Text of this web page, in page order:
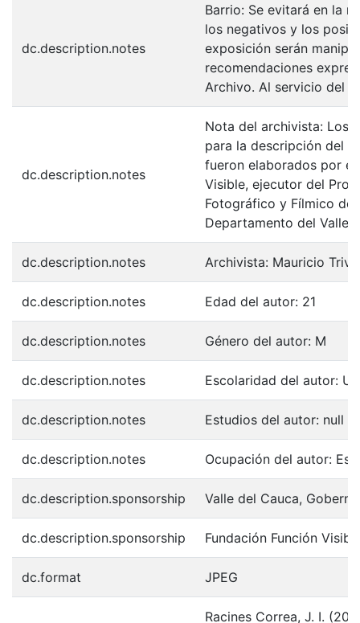
dc.description.notes
Barrio: Se evitará en la
los negativos y los
exposición serán
recomendaciones
Archivo. Al servicio del
dc.description.notes
Nota del archivista: Los
para la descripción del
fueron elaborados por el
Visible, ejecutor del
Fotográfico y Fílmico de
Departamento del Valle
dc.description.notes Archivista: Mauricio
dc.description.notes Edad del autor: 21
dc.description.notes Género del autor: M
dc.description.notes Escolaridad del autor:
dc.description.notes Estudios del autor: null
dc.description.notes Ocupación del autor:
dc.description.sponsorship Valle del Cauca,
dc.description.sponsorship Fundación Función
dc.format JPEG
Racines Correa, J. I.